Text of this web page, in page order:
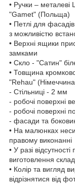
• Ручки – металеві
"Gamet" (Польща)
• Петлі для
з можливістю
• Верхні ящики
замками
• Скло - "Сатин"
• Товщина
"Rehau"
- Стільниці - 2 мм
- робочі поверхні
- робочі поверхні
- фасади та
• На малюнках
правому виконанні
• У разі
виготовлення
• Колір та вигляд
відрізнятися від